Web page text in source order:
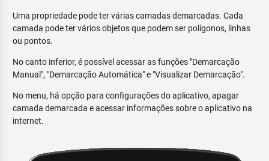
Uma propriedade pode ter várias camadas demarcadas. Cada
camada pode ter vários objetos que podem ser polígonos, linhas
ou pontos.
No canto inferior, é possível acessar as funções "Demarcação
Manual", "Demarcação Automática" e "Visualizar Demarcação".
No menu, há opção para configurações do aplicativo, apagar
camada demarcada e acessar informações sobre o aplicativo na
internet.